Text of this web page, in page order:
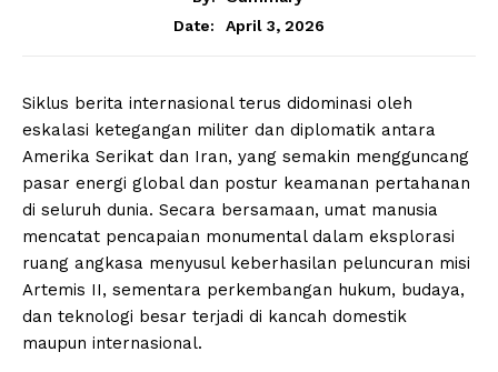
Date:
April 3, 2026
Siklus berita internasional terus didominasi oleh
eskalasi ketegangan militer dan diplomatik antara
Amerika Serikat dan Iran, yang semakin mengguncang
pasar energi global dan postur keamanan pertahanan
di seluruh dunia. Secara bersamaan, umat manusia
mencatat pencapaian monumental dalam eksplorasi
ruang angkasa menyusul keberhasilan peluncuran misi
Artemis II, sementara perkembangan hukum, budaya,
dan teknologi besar terjadi di kancah domestik
maupun internasional.